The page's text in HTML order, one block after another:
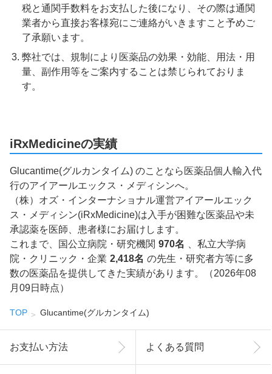
税と通関手数料をお支払した後になり、その際は通関
業者から直接お客様宛にご連絡がいきますこと予めご
了承願います。
弊社では、規制により医薬品の効果・効能、用法・用
量、副作用等をご案内することは禁じられておりま
す。
iRxMedicineの実績
Glucantime(グルカンタイム) のことなら医薬品個人輸入代
行のアイアールエックス・メディシンへ。
（株）オズ・インターナショナル運営アイアールエック
ス・メディシン(iRxMedicine)は入手が困難な医薬品や未
承認薬を医師、患者様にお届けします。
これまで、国公立病院・研究機関 970名
、私立大学病
院・クリニック・企業 2,418名 の先生・研究者方等に多
数の医薬品を提供してきた実績があります。（2026年08
月09日時点）
TOP Glucantime(グルカンタイム)
お支払い方法 よくある質問